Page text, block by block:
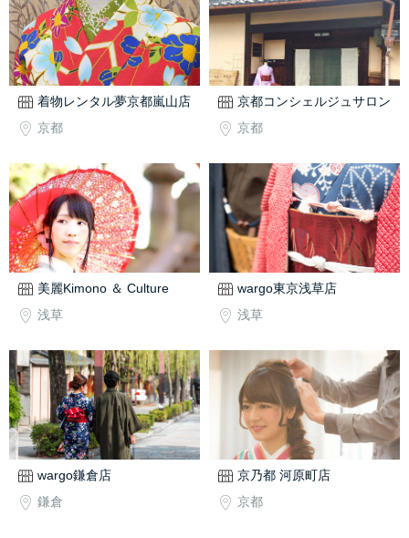
着物レンタル夢京都嵐山店
京都
京都コンシェルジュサロン
京都
美麗Kimono ＆ Culture
浅草
wargo東京浅草店
浅草
wargo鎌倉店
鎌倉
京乃都 河原町店
京都